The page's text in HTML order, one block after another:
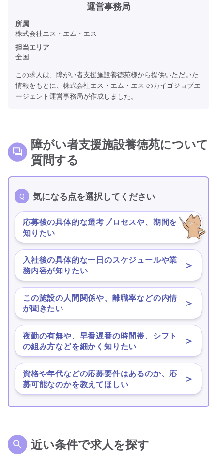
運営事務局
所属
株式会社エス・エム・エス
担当エリア
全国
この求人は、障がい者支援施設養徳苑様から提供いただいた
情報をもとに、株式会社エス・エム・エス のカイゴジョブエ
ージェント運営事務局が作成しました。
障がい者支援施設養徳苑について
質問する
気になる点を選択してください
応募後の具体的な選考プロセスや、期間を
知りたい
＞
入社後の具体的な一日のスケジュールや業
務内容が知りたい
＞
この施設の人間関係や、離職率などの内情
が聞きたい
＞
夜勤の有無や、早番遅番の時間帯、シフト
の組み方などを細かく知りたい
＞
資格や年代などの応募要件はあるのか、応
募可能なのかを教えてほしい
＞
近い条件で求人を探す